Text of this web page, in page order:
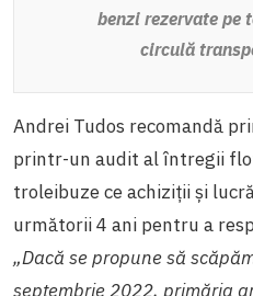
benzi rezervate pe
circulă
Andrei Tudos recomandă
printr-un audit al întregii
troleibuze ce achiziții și
următorii 4 ani pentru a
„Dacă se propune să
septembrie 2022, primăria